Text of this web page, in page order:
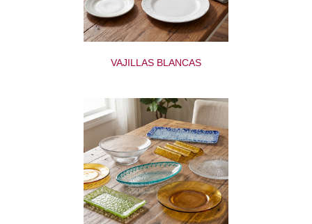
VAJILLAS BLANCAS